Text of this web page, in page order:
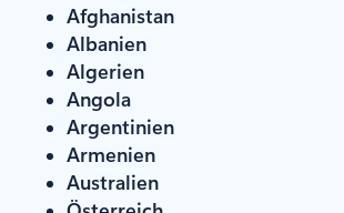
Afghanistan
Albanien
Algerien
Angola
Argentinien
Armenien
Australien